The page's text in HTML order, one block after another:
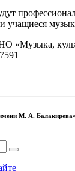
и учащиеся
«Музыка,
М. А.